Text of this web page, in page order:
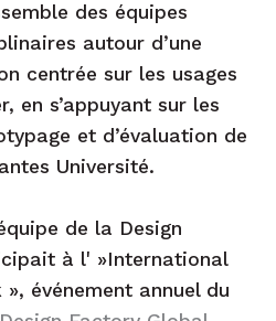
des équipes
autour d’une
centrée sur les usages
en s’appuyant sur les
et d’évaluation de
Université.
de la Design
à l' »International
événement annuel du